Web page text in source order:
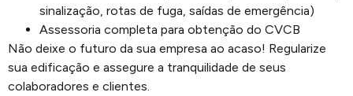
sinalização, rotas de fuga, saídas de emergência)
Assessoria completa para obtenção do CVCB
Não deixe o futuro da sua empresa ao acaso! Regularize
sua edificação e assegure a tranquilidade de seus
colaboradores e clientes.